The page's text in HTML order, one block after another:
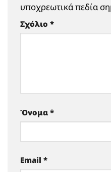
υποχρεωτικά πεδία
Σχόλιο *
Όνομα *
Email *